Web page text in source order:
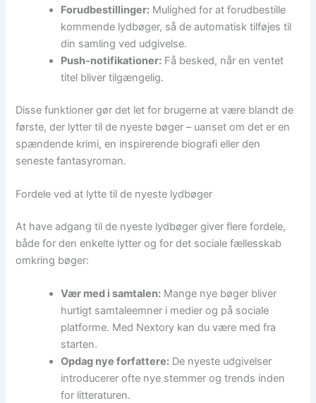
Forudbestillinger: Mulighed for at forudbestille
kommende lydbøger, så de automatisk tilføjes til
din samling ved udgivelse.
Push-notifikationer: Få besked, når en ventet
titel bliver tilgængelig.
Disse funktioner gør det let for brugerne at være blandt de
første, der lytter til de nyeste bøger – uanset om det er en
spændende krimi, en inspirerende biografi eller den
seneste fantasyroman.
Fordele ved at lytte til de nyeste lydbøger
At have adgang til de nyeste lydbøger giver flere fordele,
både for den enkelte lytter og for det sociale fællesskab
omkring bøger:
Vær med i samtalen: Mange nye bøger bliver
hurtigt samtaleemner i medier og på sociale
platforme. Med Nextory kan du være med fra
starten.
Opdag nye forfattere: De nyeste udgivelser
introducerer ofte nye stemmer og trends inden
for litteraturen.